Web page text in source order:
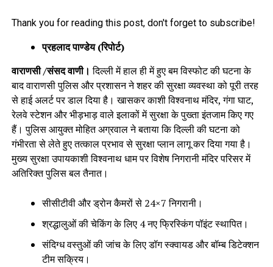
Thank you for reading this post, don't forget to subscribe!
प्रहलाद पाण्डेय (रिपोर्ट)
वाराणसी /संसद वाणी। दिल्ली में हाल ही में हुए बम विस्फोट की घटना के
बाद वाराणसी पुलिस और प्रशासन ने शहर की सुरक्षा व्यवस्था को पूरी तरह
से हाई अलर्ट पर डाल दिया है। खासकर काशी विश्वनाथ मंदिर, गंगा घाट,
रेलवे स्टेशन और भीड़भाड़ वाले इलाकों में सुरक्षा के पुख्ता इंतजाम किए गए
हैं। पुलिस आयुक्त मोहित अग्रवाल ने बताया कि दिल्ली की घटना को
गंभीरता से लेते हुए तत्काल प्रभाव से सुरक्षा प्लान लागू कर दिया गया है।
मुख्य सुरक्षा उपायकाशी विश्वनाथ धाम पर विशेष निगरानी मंदिर परिसर में
अतिरिक्त पुलिस बल तैनात।
सीसीटीवी और ड्रोन कैमरों से 24×7 निगरानी।
श्रद्धालुओं की चेकिंग के लिए 4 नए फ्रिस्किंग पॉइंट स्थापित।
संदिग्ध वस्तुओं की जांच के लिए डॉग स्क्वायड और बॉम्ब डिटेक्शन
टीम सक्रिय।